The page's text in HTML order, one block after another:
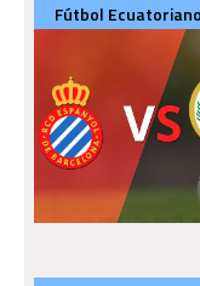
Fútbol Ecuatoriano